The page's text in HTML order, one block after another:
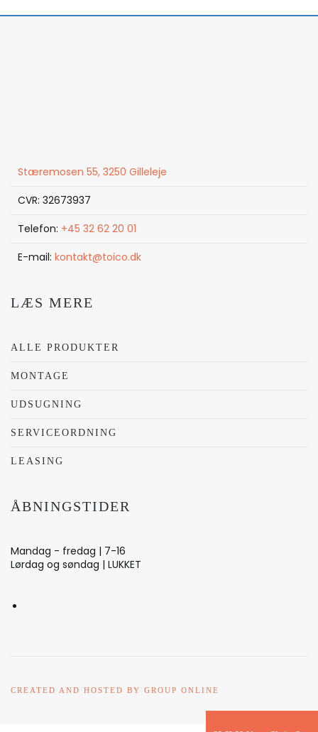
Stæremosen 55, 3250 Gilleleje
CVR: 32673937
Telefon: +45 32 62 20 01
E-mail: kontakt@toico.dk
LÆS MERE
ALLE PRODUKTER
MONTAGE
UDSUGNING
SERVICEORDNING
LEASING
ÅBNINGSTIDER
Mandag - fredag | 7-16
Lørdag og søndag | LUKKET
CREATED AND HOSTED BY GROUP ONLINE